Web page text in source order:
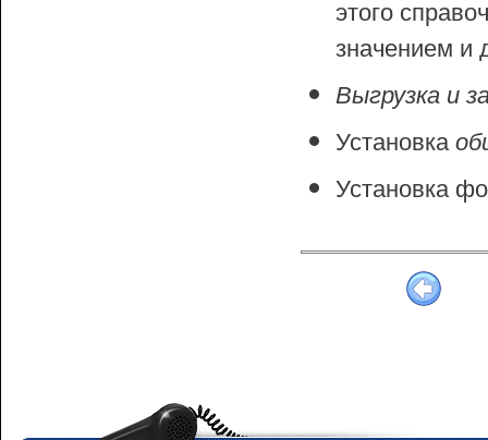
этого
значением и
Выгрузка и
Установка
Установка